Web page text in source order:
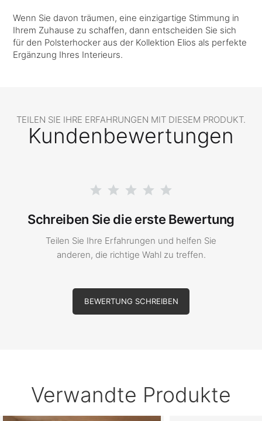
Wenn Sie davon träumen, eine einzigartige Stimmung in
Ihrem Zuhause zu schaffen, dann entscheiden Sie sich
für den Polsterhocker aus der Kollektion Elios als perfekte
Ergänzung Ihres Interieurs.
TEILEN SIE IHRE ERFAHRUNGEN MIT DIESEM PRODUKT.
Kundenbewertungen
Schreiben Sie die erste Bewertung
Teilen Sie Ihre Erfahrungen und helfen Sie
anderen, die richtige Wahl zu treffen.
BEWERTUNG SCHREIBEN
Verwandte Produkte